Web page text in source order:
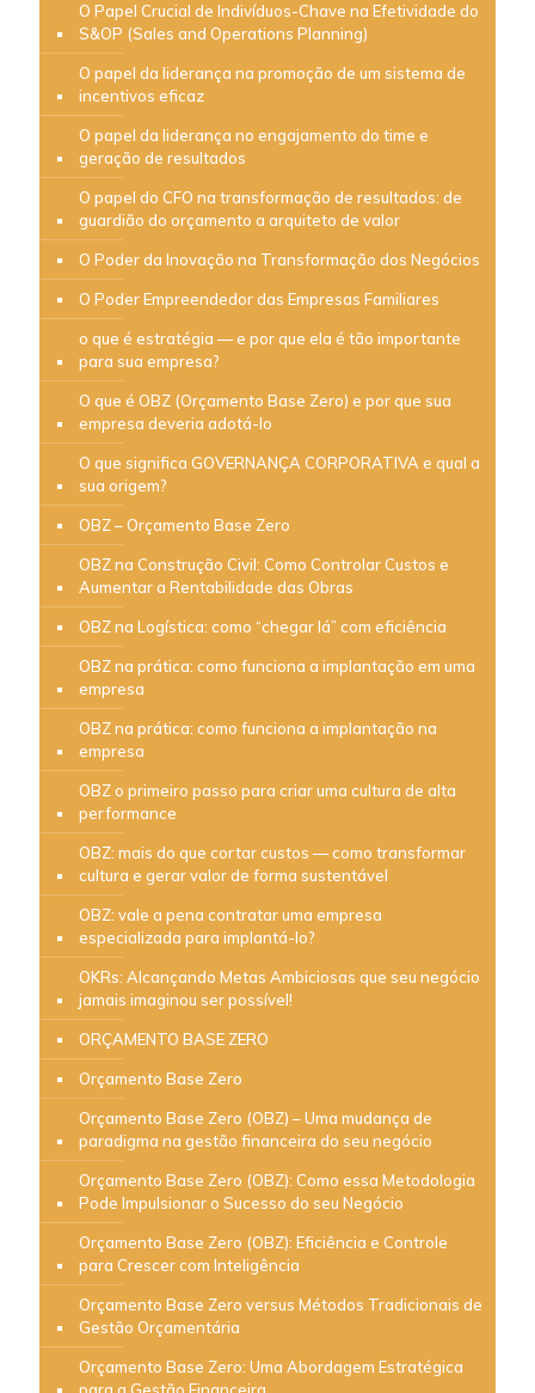
O Papel Crucial de Indivíduos-Chave na Efetividade do
S&OP (Sales and Operations Planning)
O papel da liderança na promoção de um sistema de
incentivos eficaz
O papel da liderança no engajamento do time e
geração de resultados
O papel do CFO na transformação de resultados: de
guardião do orçamento a arquiteto de valor
O Poder da Inovação na Transformação dos Negócios
O Poder Empreendedor das Empresas Familiares
o que é estratégia — e por que ela é tão importante
para sua empresa?
O que é OBZ (Orçamento Base Zero) e por que sua
empresa deveria adotá-lo
O que significa GOVERNANÇA CORPORATIVA e qual a
sua origem?
OBZ – Orçamento Base Zero
OBZ na Construção Civil: Como Controlar Custos e
Aumentar a Rentabilidade das Obras
OBZ na Logística: como “chegar lá” com eficiência
OBZ na prática: como funciona a implantação em uma
empresa
OBZ na prática: como funciona a implantação na
empresa
OBZ o primeiro passo para criar uma cultura de alta
performance
OBZ: mais do que cortar custos — como transformar
cultura e gerar valor de forma sustentável
OBZ: vale a pena contratar uma empresa
especializada para implantá-lo?
OKRs: Alcançando Metas Ambiciosas que seu negócio
jamais imaginou ser possível!
ORÇAMENTO BASE ZERO
Orçamento Base Zero
Orçamento Base Zero (OBZ) – Uma mudança de
paradigma na gestão financeira do seu negócio
Orçamento Base Zero (OBZ): Como essa Metodologia
Pode Impulsionar o Sucesso do seu Negócio
Orçamento Base Zero (OBZ): Eficiência e Controle
para Crescer com Inteligência
Orçamento Base Zero versus Métodos Tradicionais de
Gestão Orçamentária
Orçamento Base Zero: Uma Abordagem Estratégica